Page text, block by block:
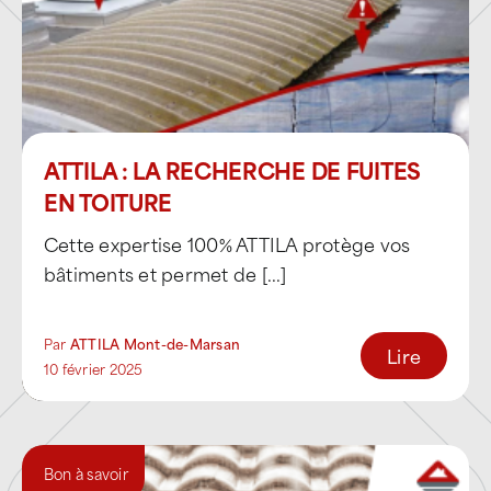
:
lestoitures industrielles(bac acier,
fibrociment, grandes portées),
d’étanchéité,
zinguerie),
les patrimoines professionnels et
L’agence agit comme uncouvreur-
étancheur spécialisé, en traitant le toit
ATTILA : LA RECHERCHE DE FUITES
EN TOITURE
Cette expertise 100% ATTILA protège vos
bâtiments et permet de [...]
Par
ATTILA Mont-de-Marsan
10 février 2025
Lire
Bon à savoir